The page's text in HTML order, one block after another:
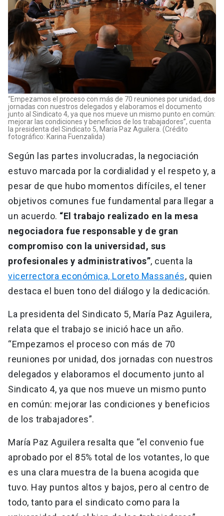
“Empezamos el proceso con más de 70 reuniones por unidad, dos
jornadas con nuestros delegados y elaboramos el documento
junto al Sindicato 4, ya que nos mueve un mismo punto en común:
mejorar las condiciones y beneficios de los trabajadores”, cuenta
la presidenta del Sindicato 5, María Paz Aguilera. (Crédito
fotográfico: Karina Fuenzalida)
Según las partes involucradas, la negociación
estuvo marcada por la cordialidad y el respeto y, a
pesar de que hubo momentos difíciles, el tener
objetivos comunes fue fundamental para llegar a
un acuerdo. “El trabajo realizado en la mesa
negociadora fue responsable y de gran
compromiso con la universidad, sus
profesionales y administrativos”, cuenta la
vicerrectora económica, Loreto Massanés, quien
destaca el buen tono del diálogo y la dedicación.
La presidenta del Sindicato 5, María Paz Aguilera,
relata que el trabajo se inició hace un año.
“Empezamos el proceso con más de 70
reuniones por unidad, dos jornadas con nuestros
delegados y elaboramos el documento junto al
Sindicato 4, ya que nos mueve un mismo punto
en común: mejorar las condiciones y beneficios
de los trabajadores”.
María Paz Aguilera resalta que “el convenio fue
aprobado por el 85% total de los votantes, lo que
es una clara muestra de la buena acogida que
tuvo. Hay puntos altos y bajos, pero al centro de
todo, tanto para el sindicato como para la